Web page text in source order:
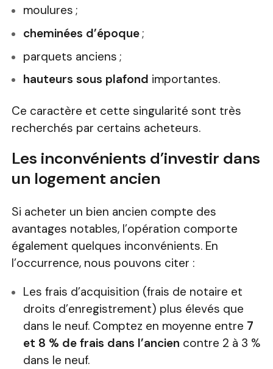
moulures ;
cheminées d’époque;
parquets anciens ;
hauteurs sous plafond importantes.
Ce caractère et cette singularité sont très
recherchés par certains acheteurs.
Les inconvénients d’investir dans
un logement ancien
Si acheter un bien ancien compte des
avantages notables, l’opération comporte
également quelques inconvénients. En
l’occurrence, nous pouvons citer :
Les frais d’acquisition (frais de notaire et
droits d’enregistrement) plus élevés que
dans le neuf. Comptez en moyenne entre 7
et 8 % de frais dans l’ancien contre 2 à 3 %
dans le neuf.